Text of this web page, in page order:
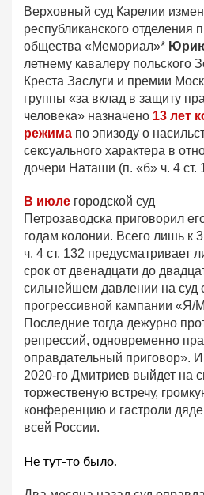
Верховный суд Карелии
республиканского отделения
общества «Мемориал»*
летнему кавалеру польского
Креста Заслуги и премии
группы «за вклад в защиту
человека» назначено 13 лет
режима по эпизоду о
сексуального характера в
дочери Наташи (п. «б» ч. 4 ст.
В июле городской суд
Петрозаводска приговорил
годам колонии. Всего лишь к
ч. 4 ст. 132 предусматривает
срок от двенадцати до
сильнейшем давлении на суд
прогрессивной кампании
Последние тогда дежурно
репрессий, одновременно
оправдательный приговор».
2020-го Дмитриев выйдет на
торжественую встречу,
конференцию и гастроли
всей России.
Не тут-то было.